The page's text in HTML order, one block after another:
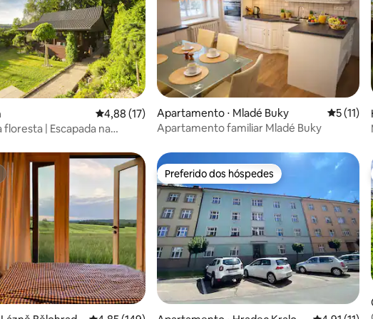
de 5, 71 avaliações
4,88 de uma avaliação média de 5, 17 avaliações
4,88 (17)
floresta | Escapada na
Apartamento ⋅ Mladé Buky 5 de
5 (11)
Apartamento familiar Mladé Buky
de 5, 115 avaliações
Preferido dos hóspedes
Preferido dos hóspedes